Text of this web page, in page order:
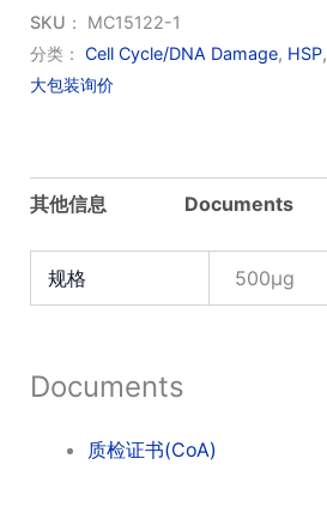
量
SKU： MC15122-1
分类： Cell Cycle/DNA Damage, HSP,
大包装询价
其他信息 Documents
规格 500μg
Documents
质检证书(CoA)